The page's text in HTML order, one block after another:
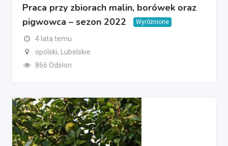
Praca przy zbiorach malin, borówek oraz
pigwowca – sezon 2022
Wyróżnione
4 lata temu
opolski, Lubelskie
866 Odsłon